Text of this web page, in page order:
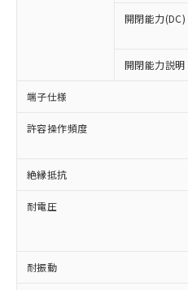
開閉能力(DC)
開閉能力説明
端子仕様
許容操作頻度
絶縁抵抗
耐電圧
耐振動
ことをご了承く
在庫状況および
記載している更
タに基づき作成
覧された時点で
準価格とは異な
正式な納期状況
様のお取引先、
ムロン制御機器
オムロン制御機
販売ネッ
在庫状況および
事前の承諾なく
いたものが、含有品
むを得ず変更するこ
*EU RoHS指令（10物質）：
鉛(Pb) 1000ppm以下、 水
六価クロム(Cr(Ⅵ))
類(PBB) 1000ppm以下、ポ
(PBDE) 1000ppm以下、フ
ル) (DEHP)(別名：DOP)
ルベンジル（BBP）
（DBP） 1000ppm以下、
(DIBP) 1000ppm以下
但し、RoHS指令で産業用監
フタル酸エステル類の４物
図的な使用がないことを確
基準値を超えている
「－」：未確認です
ム) : 100ppm、
Cr(Ⅵ)(六価クロム) :
ニル類) : 1000ppm、
ル類) : 1000ppm、
DBP(フタル酸ジブチル) :
イソブチル) : 1000ppm、
ル) : 1000ppm、
DEHP(フタル酸ビス(2-エチ
「ｅ」：有害物質（
準値以下であること
当社は、これら
為替および外国
（以下｢規制貨
または国外への
国政府の輸出許
可)を取得する
当社は規制貨物
全に破砕するな
いよう必要な手
当社は貴社製品
ル、化学兵器、
武器並びにこれ
当社は、貴社製
場合は、上記1
該第三者に通知
説明
○ 一定数以上
一定数には
在庫なし(
いては、お
たはお客様
機器販売店